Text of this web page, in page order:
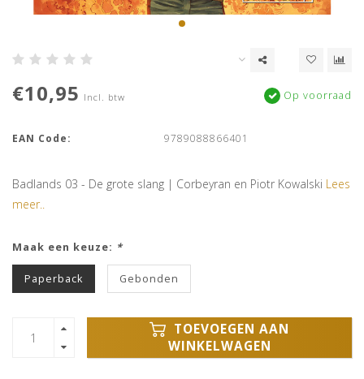
€10,95 Incl. btw Op voorraad
EAN Code: 9789088866401
Badlands 03 - De grote slang | Corbeyran en Piotr Kowalski Lees
meer..
Maak een keuze: *
Paperback Gebonden
TOEVOEGEN AAN
WINKELWAGEN